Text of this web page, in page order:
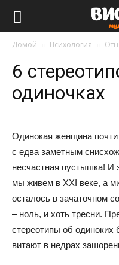
Домой Психология
6
одиночках
Одинокая женщина
с едва заметным
несчастная пустышка! И
мы живем в XXI веке, а
осталось в зачаточном
– ноль, и хоть тресни.
стереотипы об
витают в недрах